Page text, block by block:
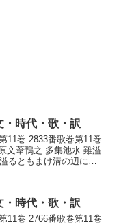
・時代・歌・訳
11巻 2833番歌巻第11巻
文葦鴨之 多集池水 雖溢
るともまけ溝の辺に我
・時代・歌・訳
11巻 2766番歌巻第11巻